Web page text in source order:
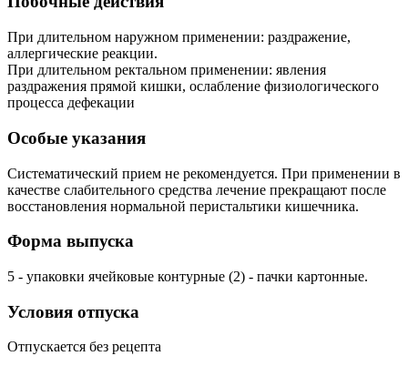
При длительном наружном применении: раздражение,
аллергические реакции.
При длительном ректальном применении: явления
раздражения прямой кишки, ослабление физиологического
процесса дефекации
Особые указания
Систематический прием не рекомендуется. При применении в
качестве слабительного средства лечение прекращают после
восстановления нормальной перистальтики кишечника.
Форма выпуска
5 - упаковки ячейковые контурные (2) - пачки картонные.
Условия отпуска
Отпускается без рецепта